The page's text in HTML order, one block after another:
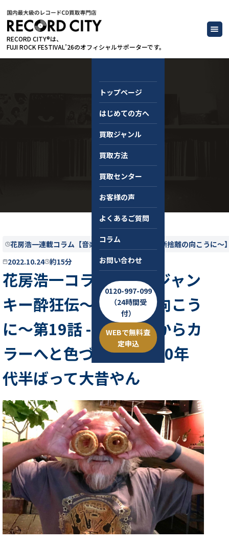
RECORD CITY®は、
FUJI ROCK FESTIVAL’26のオフィシャルサポーターです。
トップページ
はじめての方へ
買取ジャンル
買取方法
買取センター
お客様の声
よくあるご質問
コラム
お問い合わせ
0120-997-099
（24時間受
付）
WEBで無料査
定申込
コラム
花房浩一連載コラム【音楽ジャンキー酔狂伝〜断捨離の向こうに〜
2022.10.24 約15分
花房浩一コラム：音楽ジャン
キー酔狂伝〜断捨離の向こう
に〜第19話 - モノクロからカ
ラーへと色づき始めた70年
代半ばって大昔やん